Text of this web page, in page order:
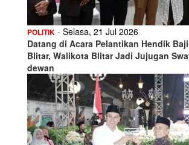
POLITIK - Selasa, 21 Jul 2026
Datang di Acara Pelantikan Hendik
Blitar, Walikota Blitar Jadi Jujugan
dewan